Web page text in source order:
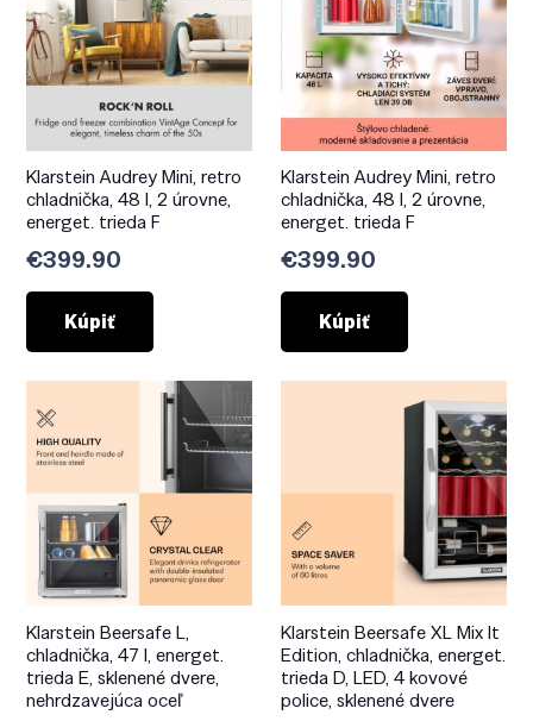
Klarstein Audrey Mini, retro
chladnička, 48 l, 2 úrovne,
energet. trieda F
€399.90
Kúpiť
Klarstein Audrey Mini, retro
chladnička, 48 l, 2 úrovne,
energet. trieda F
€399.90
Kúpiť
Klarstein Beersafe L,
chladnička, 47 l, energet.
trieda E, sklenené dvere,
nehrdzavejúca oceľ
Klarstein Beersafe XL Mix It
Edition, chladnička, energet.
trieda D, LED, 4 kovové
police, sklenené dvere